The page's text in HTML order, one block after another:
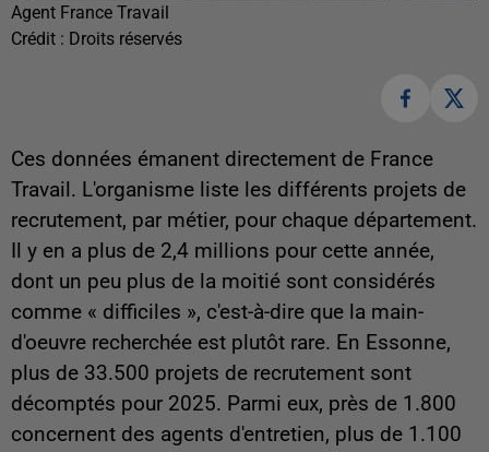
Agent France Travail
Crédit : Droits réservés
Ces données émanent directement de France
Travail. L'organisme liste les différents projets de
recrutement, par métier, pour chaque département.
Il y en a plus de 2,4 millions pour cette année,
dont un peu plus de la moitié sont considérés
comme « difficiles », c'est-à-dire que la main-
d'oeuvre recherchée est plutôt rare. En Essonne,
plus de 33.500 projets de recrutement sont
décomptés pour 2025. Parmi eux, près de 1.800
concernent des agents d'entretien, plus de 1.100